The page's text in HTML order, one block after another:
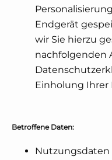
Endgerät
wir Sie hierzu
nachfolgenden
Einholung Ihrer
Betroffene Daten:
Nutzungsdaten